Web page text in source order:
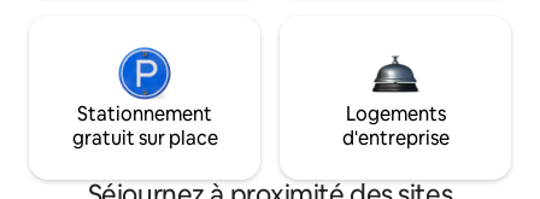
Stationnement
gratuit sur place
Logements
d'entreprise